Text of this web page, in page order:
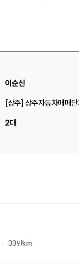
이순신
[상주] 상주자동차매매
2대
33만km